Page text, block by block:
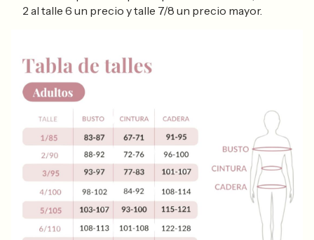
2 al talle 6 un precio y talle 7/8 un precio mayor.